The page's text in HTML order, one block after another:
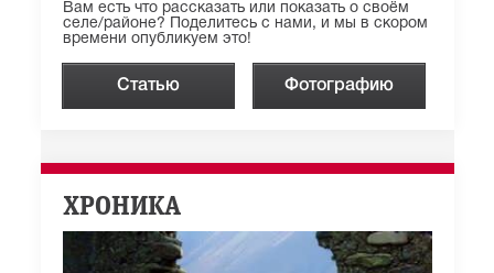
Вам есть что рассказать или показать о своём
селе/районе? Поделитесь с нами, и мы в скором
времени опубликуем это!
Статью Фотографию
ХРОНИКА